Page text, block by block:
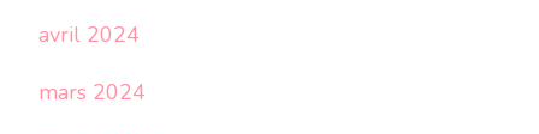
avril 2024
mars 2024